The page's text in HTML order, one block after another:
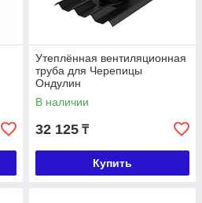
Утеплённая вентиляционная
труба для Черепицы
Ондулин
В наличии
32 125 ₸
Купить